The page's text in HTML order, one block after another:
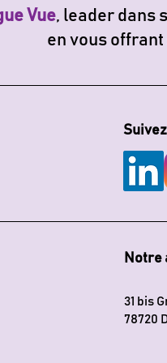
Vue, leader dans
en vous
Notre
31 bis
78720